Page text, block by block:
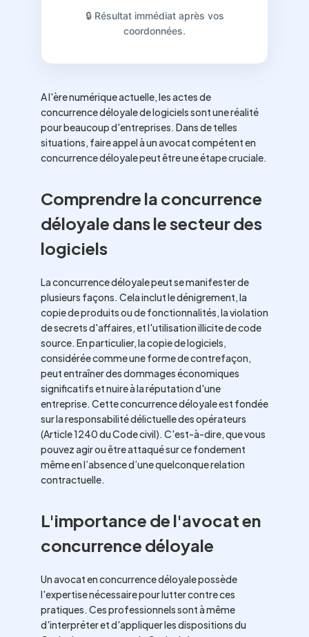
🔒 Résultat immédiat après vos
coordonnées.
A l'ère numérique actuelle, les actes de
concurrence déloyale de logiciels sont une réalité
pour beaucoup d'entreprises. Dans de telles
situations, faire appel à un avocat compétent en
concurrence déloyale peut être une étape cruciale.
Comprendre la concurrence
déloyale dans le secteur des
logiciels
La concurrence déloyale peut se manifester de
plusieurs façons. Cela inclut le dénigrement, la
copie de produits ou de fonctionnalités, la violation
de secrets d'affaires, et l'utilisation illicite de code
source. En particulier, la copie de logiciels,
considérée comme une forme de contrefaçon,
peut entraîner des dommages économiques
significatifs et nuire à la réputation d'une
entreprise. Cette concurrence déloyale est fondée
sur la responsabilité délictuelle des opérateurs
(Article 1240 du Code civil). C'est-à-dire, que vous
pouvez agir ou être attaqué sur ce fondement
même en l’absence d’une quelconque relation
contractuelle.
L'importance de l'avocat en
concurrence déloyale
Un avocat en concurrence déloyale possède
l'expertise nécessaire pour lutter contre ces
pratiques. Ces professionnels sont à même
d'interpréter et d'appliquer les dispositions du